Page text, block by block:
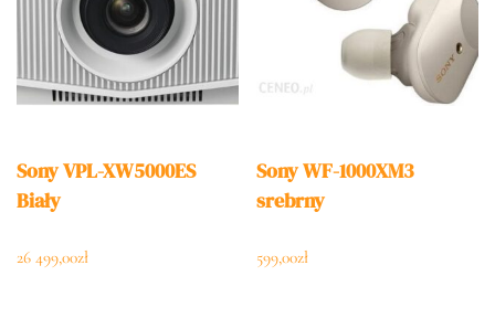
Sony VPL-XW5000ES
Biały
26 499,00zł
Sony WF-1000XM3
srebrny
599,00zł